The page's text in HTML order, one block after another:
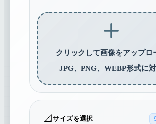
クリックして画像をアップロ
JPG、PNG、WEBP形式に
📐 サイズを選択